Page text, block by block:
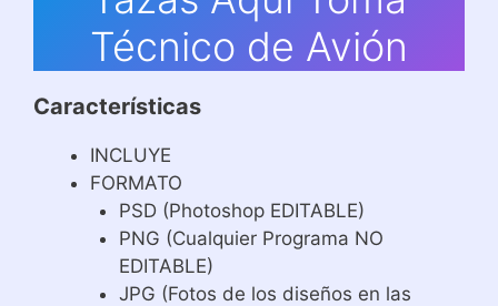
Técnico de Avión
Características
INCLUYE
FORMATO
PSD (Photoshop EDITABLE)
PNG (Cualquier Programa NO
EDITABLE)
JPG (Fotos de los diseños en las